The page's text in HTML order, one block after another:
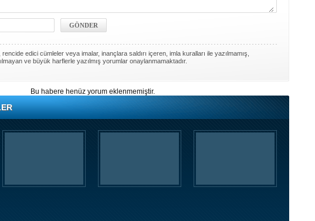
edici cümleler veya imalar, inançlara saldırı içeren, imla kuralları ile yazılmamış,
ve büyük harflerle yazılmış yorumlar onaylanmamaktadır.
Bu habere henüz yorum eklenmemiştir.